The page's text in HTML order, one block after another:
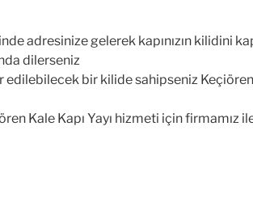
adresinize gelerek kapınızın kilidini
dilerseniz
edilebilecek bir kilide sahipseniz
Kale Kapı Yayı hizmeti için firmamız